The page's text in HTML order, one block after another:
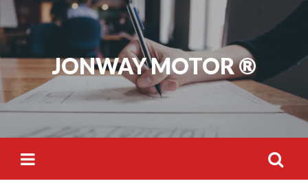
Skip
to
content
JONWAY MOTOR ®